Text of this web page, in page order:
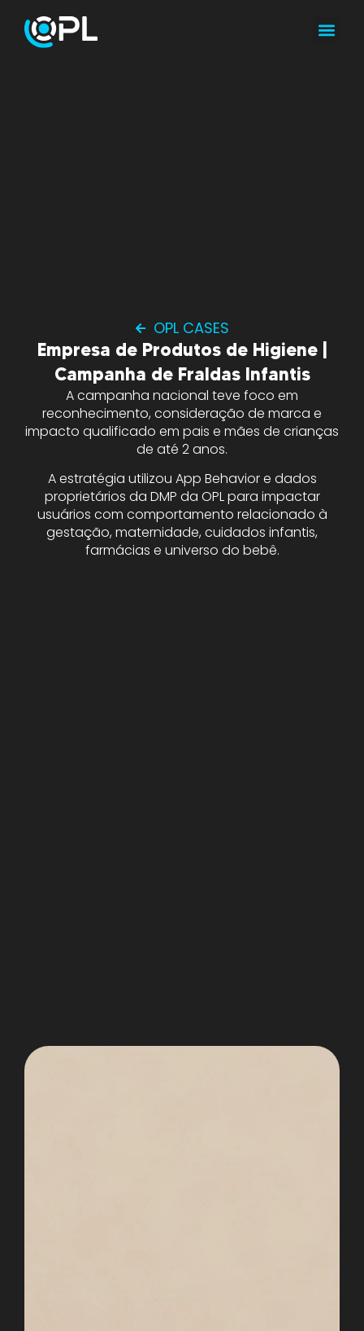
OPL CASES
Empresa de Produtos de Higiene |
Campanha de Fraldas Infantis
A campanha nacional teve foco em
reconhecimento, consideração de marca e
impacto qualificado em pais e mães de crianças
de até 2 anos.
A estratégia utilizou App Behavior e dados
proprietários da DMP da OPL para impactar
usuários com comportamento relacionado à
gestação, maternidade, cuidados infantis,
farmácias e universo do bebê.